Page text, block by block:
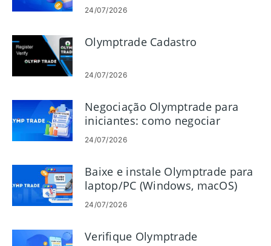
24/07/2026
Olymptrade Cadastro
24/07/2026
Negociação Olymptrade para
iniciantes: como negociar
24/07/2026
Baixe e instale Olymptrade para
laptop/PC (Windows, macOS)
24/07/2026
Verifique Olymptrade